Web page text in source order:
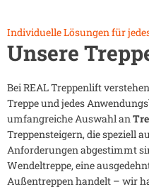
Individuelle Lösungen für
Unsere
Bei REAL Treppenlift
Treppe und jedes
umfangreiche Auswahl an
Treppensteigern, die speziell
Anforderungen abgestimmt
Wendeltreppe, eine
Außentreppen handelt – wir